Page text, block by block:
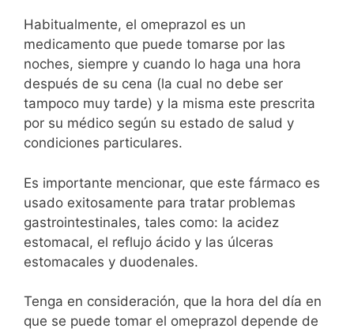
Habitualmente, el omeprazol es un
medicamento que puede tomarse por las
noches, siempre y cuando lo haga una hora
después de su cena (la cual no debe ser
tampoco muy tarde) y la misma este prescrita
por su médico según su estado de salud y
condiciones particulares.
Es importante mencionar, que este fármaco es
usado exitosamente para tratar problemas
gastrointestinales, tales como: la acidez
estomacal, el reflujo ácido y las úlceras
estomacales y duodenales.
Tenga en consideración, que la hora del día en
que se puede tomar el omeprazol depende de